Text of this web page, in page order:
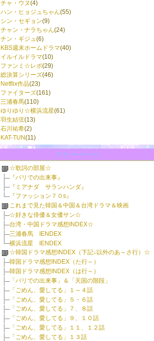
チャ・ウヌ(4)
ハン・ヒョジュちゃん(55)
シン・セギョン(9)
チャン・ナラちゃん(24)
チン・ギジュ(6)
KBS週末ホームドラマ(40)
イルイルドラマ(10)
ファンミ☆レポ(29)
総決算シリーズ(46)
Netflix作品(23)
ファイターズ(161)
三浦春馬(110)
ゆりゆり☆横浜流星(61)
羽生結弦(13)
石川祐希(2)
KAT-TUN(11)
フリーページ
☆歌詞の部屋☆
『バリでの出来事』
『ミアナダ サランハンダ』
『ファッション７０s』
これまで見た韓国＆中国＆台湾ドラマ＆映画
☆好きな俳優＆女優サン☆
台湾・中国ドラマ感想INDEX☆
三浦春馬 IENDEX
横浜流星 IENDEX
☆韓国ドラマ感想INDEX（下記↓以外のあ～さ行）☆
韓国ドラマ感想INDEX（た行～）
韓国ドラマ感想INDEX（は行～）
「バリでの出来事」＆「天国の階段」
「ごめん、愛してる」１～４話
「ごめん、愛してる」５・６話
「ごめん、愛してる」７、８話
「ごめん、愛してる」９、１０話
「ごめん、愛してる」１１、１２話
「ごめん、愛してる」１３話